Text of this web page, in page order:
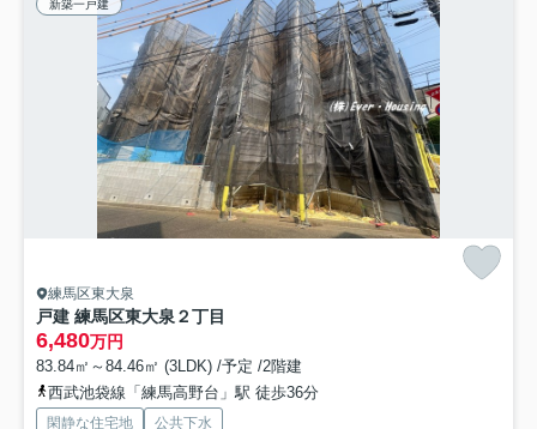
新築一戸建
練馬区東大泉
戸建 練馬区東大泉２丁目
6,480万円
83.84㎡～84.46㎡ (3LDK) /予定 /2階建
西武池袋線「練馬高野台」駅 徒歩36分
閑静な住宅地
公共下水